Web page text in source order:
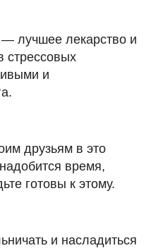
лучшее лекарство и
стрессовых
и
друзьям в это
время,
готовы к этому.
и насладиться